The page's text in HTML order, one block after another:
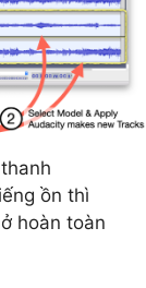
ồn thì
hoàn toàn